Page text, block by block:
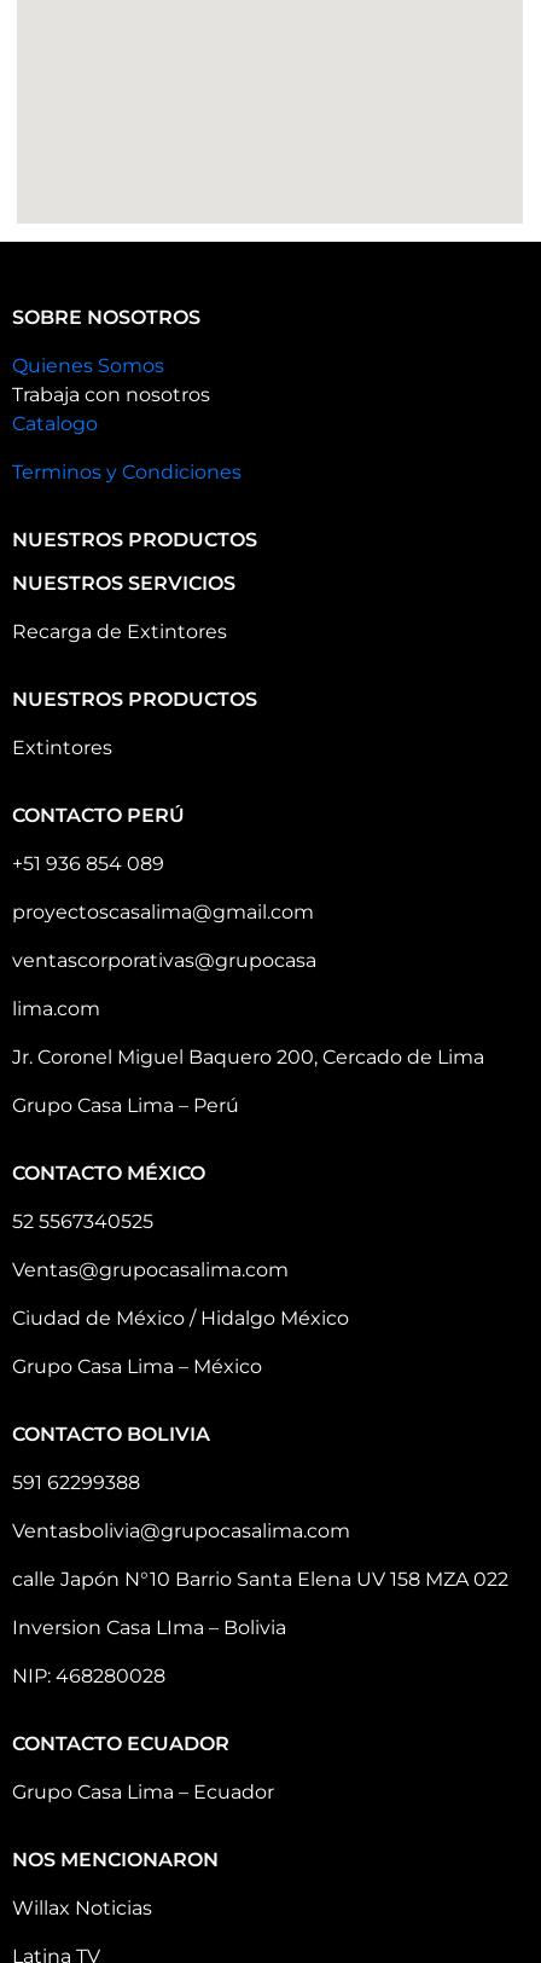
SOBRE NOSOTROS
Quienes Somos
Trabaja con nosotros
Catalogo
Terminos y Condiciones
NUESTROS PRODUCTOS
NUESTROS SERVICIOS
Recarga de Extintores
NUESTROS PRODUCTOS
Extintores
CONTACTO PERÚ
+51 936 854 089
proyectoscasalima@gmail.com
ventascorporativas@grupocasa
lima.com
Jr. Coronel Miguel Baquero 200, Cercado de Lima
Grupo Casa Lima – Perú
CONTACTO MÉXICO
52 5567340525
Ventas@grupocasalima.com
Ciudad de México / Hidalgo México
Grupo Casa Lima – México
CONTACTO BOLIVIA
591 62299388
Ventasbolivia@grupocasalima.com
calle Japón N°10 Barrio Santa Elena UV 158 MZA 022
Inversion Casa LIma – Bolivia
NIP: 468280028
CONTACTO ECUADOR
Grupo Casa Lima – Ecuador
NOS MENCIONARON
Willax Noticias
Latina TV